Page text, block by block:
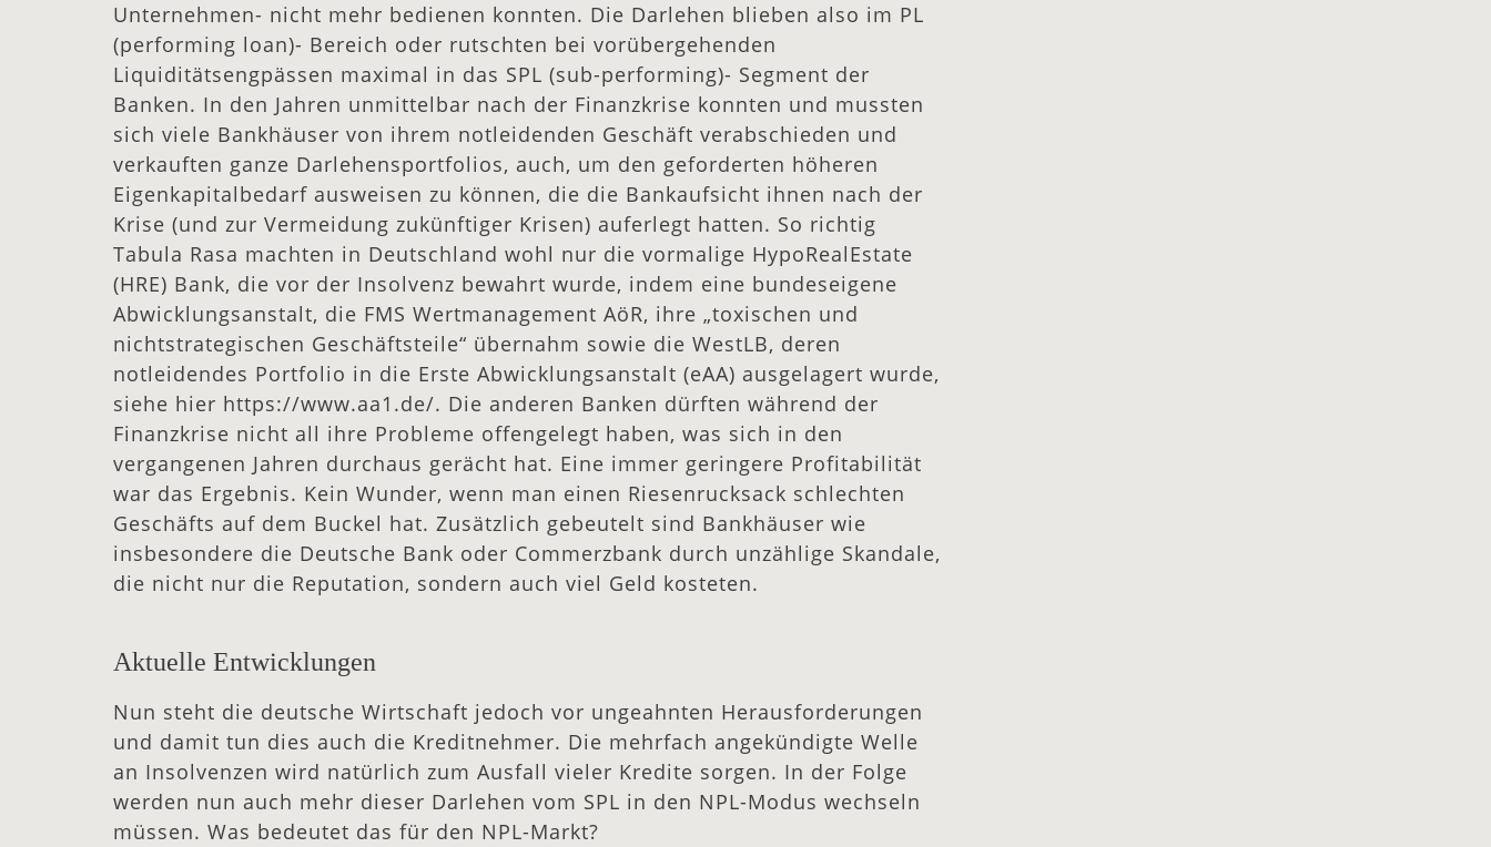
Unternehmen- nicht mehr bedienen konnten. Die Darlehen blieben also im PL
(performing loan)- Bereich oder rutschten bei vorübergehenden
Liquiditätsengpässen maximal in das SPL (sub-performing)- Segment der
Banken. In den Jahren unmittelbar nach der Finanzkrise konnten und mussten
sich viele Bankhäuser von ihrem notleidenden Geschäft verabschieden und
verkauften ganze Darlehensportfolios, auch, um den geforderten höheren
Eigenkapitalbedarf ausweisen zu können, die die Bankaufsicht ihnen nach der
Krise (und zur Vermeidung zukünftiger Krisen) auferlegt hatten. So richtig
Tabula Rasa machten in Deutschland wohl nur die vormalige HypoRealEstate
(HRE) Bank, die vor der Insolvenz bewahrt wurde, indem eine bundeseigene
Abwicklungsanstalt, die FMS Wertmanagement AöR, ihre „toxischen und
nichtstrategischen Geschäftsteile“ übernahm sowie die WestLB, deren
notleidendes Portfolio in die Erste Abwicklungsanstalt (eAA) ausgelagert wurde,
siehe hier https://www.aa1.de/. Die anderen Banken dürften während der
Finanzkrise nicht all ihre Probleme offengelegt haben, was sich in den
vergangenen Jahren durchaus gerächt hat. Eine immer geringere Profitabilität
war das Ergebnis. Kein Wunder, wenn man einen Riesenrucksack schlechten
Geschäfts auf dem Buckel hat. Zusätzlich gebeutelt sind Bankhäuser wie
insbesondere die Deutsche Bank oder Commerzbank durch unzählige Skandale,
die nicht nur die Reputation, sondern auch viel Geld kosteten.
Aktuelle Entwicklungen
Nun steht die deutsche Wirtschaft jedoch vor ungeahnten Herausforderungen
und damit tun dies auch die Kreditnehmer. Die mehrfach angekündigte Welle
an Insolvenzen wird natürlich zum Ausfall vieler Kredite sorgen. In der Folge
werden nun auch mehr dieser Darlehen vom SPL in den NPL-Modus wechseln
müssen. Was bedeutet das für den NPL-Markt?